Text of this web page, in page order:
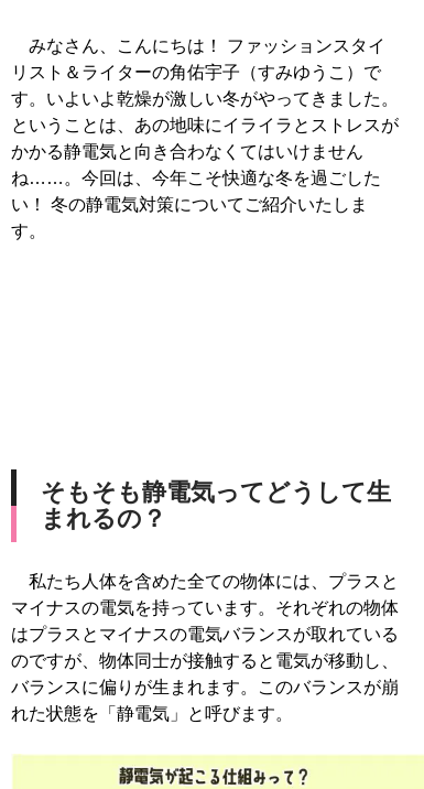
みなさん、こんにちは！ ファッションスタイ
リスト＆ライターの角佑宇子（すみゆうこ）で
す。いよいよ乾燥が激しい冬がやってきました。
ということは、あの地味にイライラとストレスが
かかる静電気と向き合わなくてはいけません
ね……。今回は、今年こそ快適な冬を過ごした
い！ 冬の静電気対策についてご紹介いたしま
す。
そもそも静電気ってどうして生
まれるの？
私たち人体を含めた全ての物体には、プラスと
マイナスの電気を持っています。それぞれの物体
はプラスとマイナスの電気バランスが取れている
のですが、物体同士が接触すると電気が移動し、
バランスに偏りが生まれます。このバランスが崩
れた状態を「静電気」と呼びます。